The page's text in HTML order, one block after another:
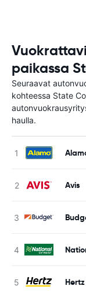
paikassa
Seuraavat
kohteessa State
haulla.
Avis
Hertz